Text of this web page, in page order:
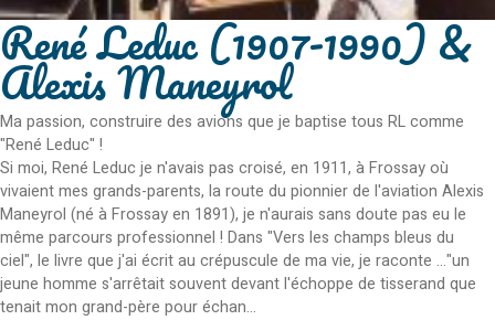
René Leduc (1907-1990) &
Alexis Maneyrol
Ma passion, construire des avions que je baptise tous RL comme
"René Leduc" !
Si moi, René Leduc je n'avais pas croisé, en 1911, à Frossay où
vivaient mes grands-parents, la route du pionnier de l'aviation Alexis
Maneyrol (né à Frossay en 1891), je n'aurais sans doute pas eu le
même parcours professionnel ! Dans "Vers les champs bleus du
ciel", le livre que j'ai écrit au crépuscule de ma vie, je raconte ..."un
jeune homme s'arrêtait souvent devant l'échoppe de tisserand que
tenait mon grand-père pour échan...